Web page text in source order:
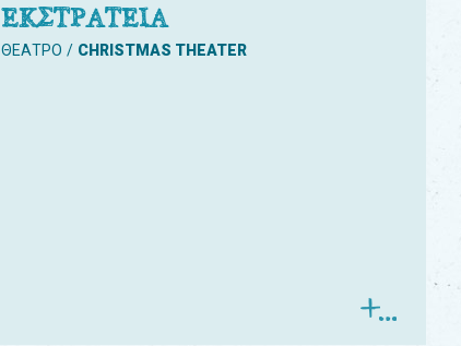
ΕΚΣΤΡΑΤΕΙΑ
ΘΕΑΤΡΟ CHRISTMAS THEATER